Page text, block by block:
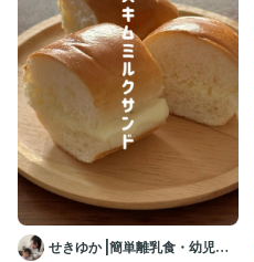
せきゆか |簡単離乳食・幼児食